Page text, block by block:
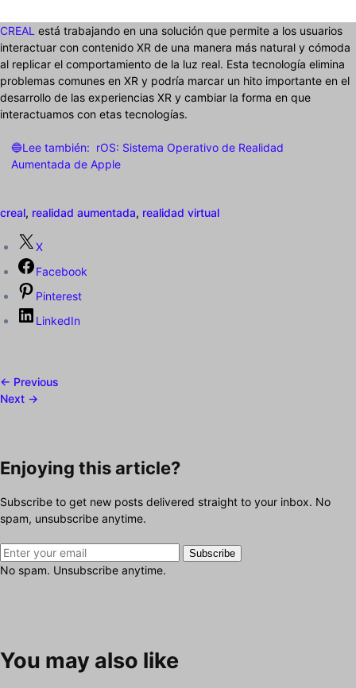
CREAL está trabajando en una solución que permite a los usuarios
interactuar con contenido XR de una manera más natural y cómoda
al replicar el comportamiento de la luz real. Esta tecnología elimina
problemas comunes en XR y podría marcar un hito importante en el
desarrollo de las experiencias XR y cambiar la forma en que
interactuamos con etas tecnologías.
🔵Lee también: rOS: Sistema Operativo de Realidad
Aumentada de Apple
creal, realidad aumentada, realidad virtual
X
Facebook
Pinterest
LinkedIn
← Previous
Next →
Enjoying this article?
Subscribe to get new posts delivered straight to your inbox. No
spam, unsubscribe anytime.
Subscribe
No spam. Unsubscribe anytime.
You may also like